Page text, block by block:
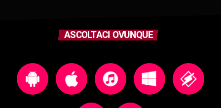
ASCOLTACI OVUNQUE